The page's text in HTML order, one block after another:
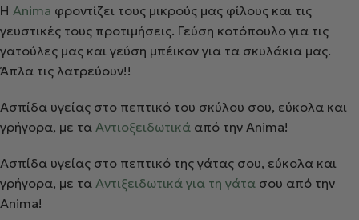
Η Anima φροντίζει τους μικρούς μας φίλους και τις
γευστικές τους προτιμήσεις. Γεύση κοτόπουλο για τις
γατούλες μας και γεύση μπέικον για τα σκυλάκια μας.
Άπλα τις λατρεύουν!!
Ασπίδα υγείας στο πεπτικό του σκύλου σου, εύκολα και
γρήγορα, με τα Αντιοξειδωτικά από την Anima!
Ασπίδα υγείας στο πεπτικό της γάτας σου, εύκολα και
γρήγορα, με τα Αντιξειδωτικά για τη γάτα σου από την
Anima!